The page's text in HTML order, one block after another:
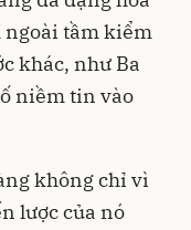
ngoài tầm kiểm
khác, như Ba
niềm tin vào
không chỉ vì
lược của nó